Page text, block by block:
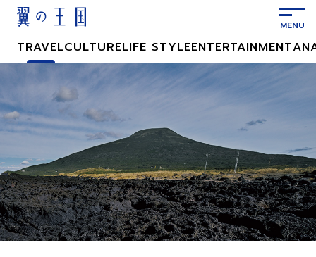
ン
ン
ツ
ス
キ
ッ
プ
TRAVELCULTURELIFE STYLEENTERTAINMENT